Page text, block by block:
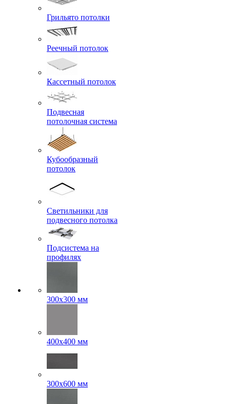
Грильято потолки
Реечный потолок
Кассетный потолок
Подвесная
потолочная система
Кубообразный
потолок
Светильники для
подвесного потолка
Подсистема на
профилях
300x300 мм
400х400 мм
300x600 мм